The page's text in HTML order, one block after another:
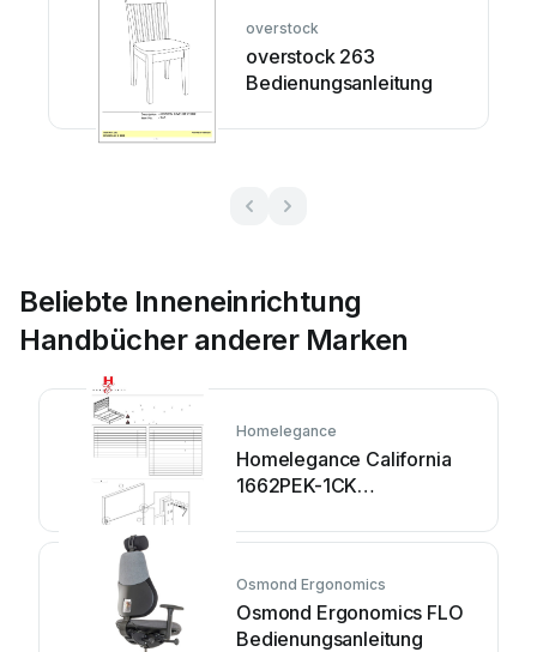
overstock
overstock 263
Bedienungsanleitung
Beliebte Inneneinrichtung
Handbücher anderer Marken
Homelegance
Homelegance California
1662PEK-1CK
Osmond Ergonomics
Osmond Ergonomics FLO
Bedienungsanleitung